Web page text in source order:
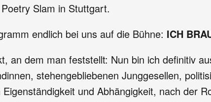
Slam in Stuttgart.
endlich bei uns auf die Bühne: ICH
an dem man feststellt: Nun bin ich definitiv
stehengebliebenen Junggesellen,
und Abhängigkeit, nach der